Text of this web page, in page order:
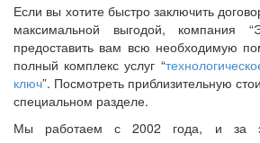
Если вы хотите быстро заключить
максимальной выгодой, компания
предоставить вам всю необходимую
полный комплекс услуг “
ключ”. Посмотреть приблизительную
специальном разделе.
Мы работаем с 2002 года, и за